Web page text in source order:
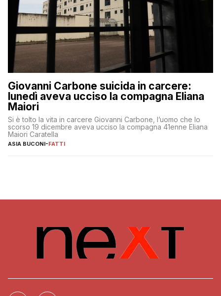
Giovanni Carbone suicida in carcere:
lunedì aveva ucciso la compagna Eliana
Maiori
Si è tolto la vita in carcere Giovanni Carbone, l’uomo che lo
scorso 19 dicembre aveva ucciso la compagna 41enne Eliana
Maiori Caratella
ASIA BUCONI-FATTI